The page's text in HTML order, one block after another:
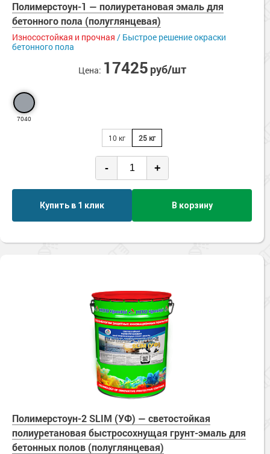
Сопутствующие товары
Морозостойкие краски для металла
Морозостойкие краски для фасада
Сопутствующие товары
Химстойкие
Экологичные
Полимерстоун-1 — полиуретановая эмаль для
бетонного пола (полуглянцевая)
Износостойкая и прочная / Быстрое решение окраски
бетонного пола
Цена: 17425 руб/шт
7040
10 кг 25 кг
- +
Купить в 1 клик В корзину
Полимерстоун-2 SLIM (УФ) — светостойкая
полиуретановая быстросохнущая грунт-эмаль для
бетонных полов (полуглянцевая)